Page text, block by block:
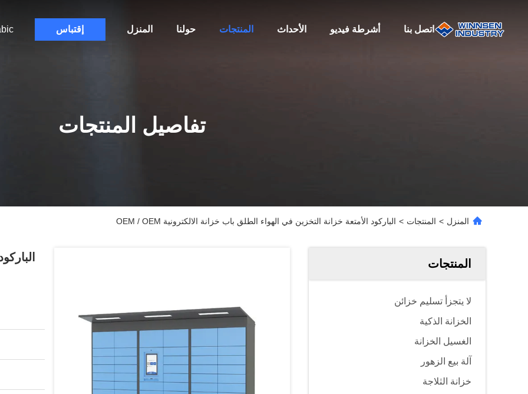
المنزل حولنا المنتجات الأحداث أشرطة فيديو اتصل بنا إقتباس
تفاصيل المنتجات
المنزل > المنتجات > الباركود الأمتعة خزانة التخزين في الهواء الطلق باب خزانة الالكترونية OEM / OEM
المنتجات
لا يتجزأ تسليم خزائن
الخزانة الذكية
الغسيل الخزانة
آلة بيع الزهور
خزانة الثلاجة